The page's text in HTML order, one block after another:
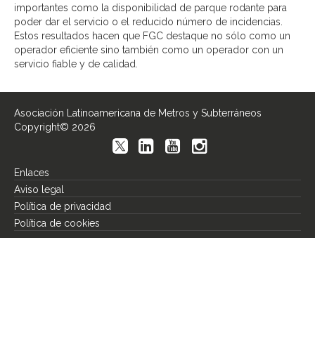
importantes como la disponibilidad de parque rodante para
poder dar el servicio o el reducido número de incidencias.
Estos resultados hacen que FGC destaque no sólo como un
operador eficiente sino también como un operador con un
servicio fiable y de calidad.
Asociación Latinoamericana de Metros y Subterráneos
Copyright© 2026
Enlaces
Aviso legal
Política de privacidad
Política de cookies